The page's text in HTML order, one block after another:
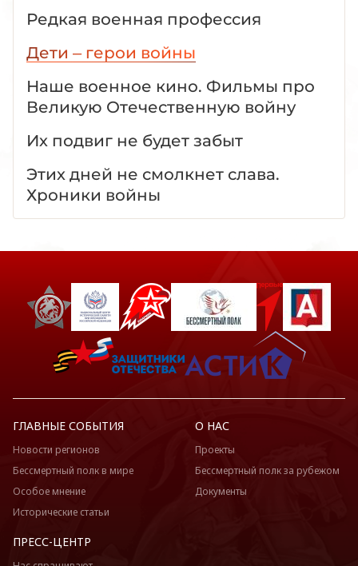
Редкая военная профессия
Дети – герои войны
Наше военное кино. Фильмы про
Великую Отечественную войну
Их подвиг не будет забыт
Этих дней не смолкнет слава.
Хроники войны
ГЛАВНЫЕ СОБЫТИЯ
Новости регионов
Бессмертный полк в мире
Особое мнение
Исторические статьи
О НАС
Проекты
Бессмертный полк за рубежом
Документы
ПРЕСС-ЦЕНТР